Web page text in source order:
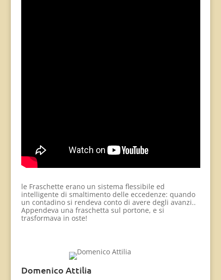
le Fraschette erano un sistema flessibile ed
intelligente di smaltimento delle eccedenze: quando
un contadino si rendeva conto di avere degli avanzi..
Appendeva una fraschetta sul portone, e si
trasformava in oste!
Domenico Attilia